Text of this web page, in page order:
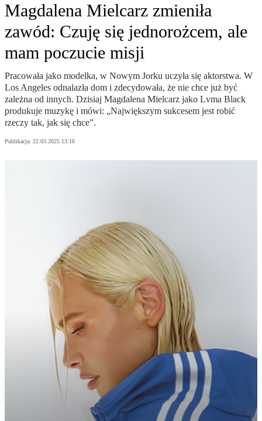
Magdalena Mielcarz zmieniła
zawód: Czuję się jednorożcem, ale
mam poczucie misji
Pracowała jako modelka, w Nowym Jorku uczyła się aktorstwa. W
Los Angeles odnalazła dom i zdecydowała, że nie chce już być
zależna od innych. Dzisiaj Magdalena Mielcarz jako Lvma Black
produkuje muzykę i mówi: „Największym sukcesem jest robić
rzeczy tak, jak się chce”.
Publikacja: 22.03.2025 13:16